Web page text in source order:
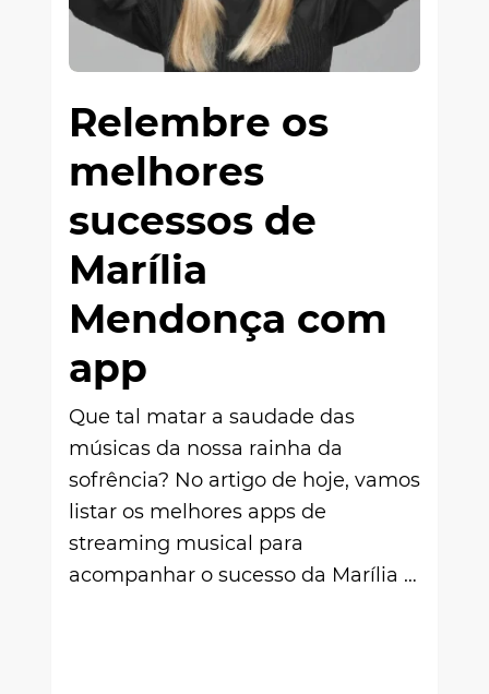
Relembre os
melhores
sucessos de
Marília
Mendonça com
app
Que tal matar a saudade das
músicas da nossa rainha da
sofrência? No artigo de hoje, vamos
listar os melhores apps de
streaming musical para
acompanhar o sucesso da Marília …